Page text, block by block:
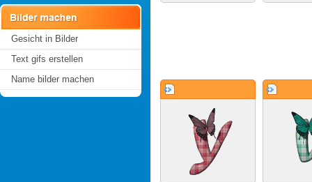
Gesicht in Bilder
Text gifs erstellen
Name bilder machen